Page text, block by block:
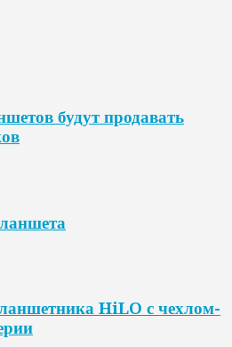
будут продавать
HiLO с чехлом-